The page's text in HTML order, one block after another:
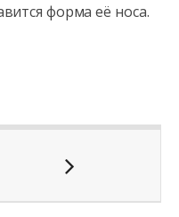
форма её носа.